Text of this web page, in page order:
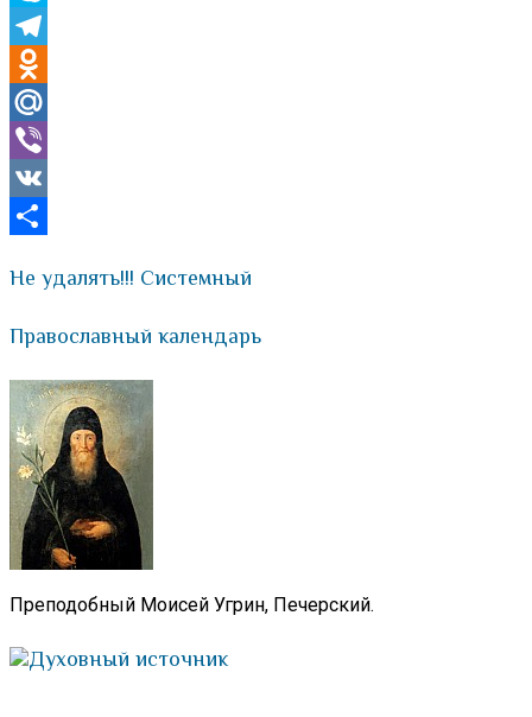
Skype
Telegram
Odnoklassniki
Mail.Ru
Viber
VK
Не удалять!!! Системный
Православный календарь
Преподобный Моисей Угрин, Печерский.
Духовный источник